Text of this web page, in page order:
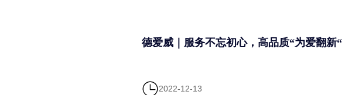
德爱威｜服务不忘初心，高品质“为爱翻新“
2022-12-13